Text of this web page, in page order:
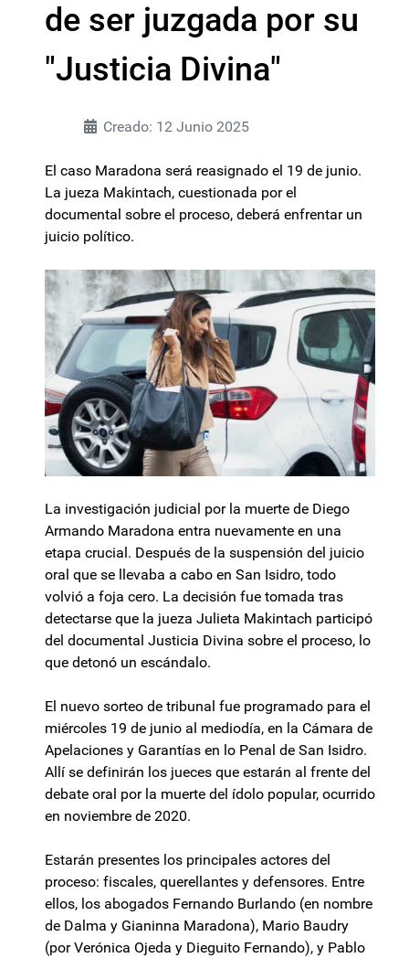
de ser juzgada por su
"Justicia Divina"
Creado: 12 Junio 2025
El caso Maradona será reasignado el 19 de junio.
La jueza Makintach, cuestionada por el
documental sobre el proceso, deberá enfrentar un
juicio político.
La investigación judicial por la muerte de Diego
Armando Maradona entra nuevamente en una
etapa crucial. Después de la suspensión del juicio
oral que se llevaba a cabo en San Isidro, todo
volvió a foja cero. La decisión fue tomada tras
detectarse que la jueza Julieta Makintach participó
del documental Justicia Divina sobre el proceso, lo
que detonó un escándalo.
El nuevo sorteo de tribunal fue programado para el
miércoles 19 de junio al mediodía, en la Cámara de
Apelaciones y Garantías en lo Penal de San Isidro.
Allí se definirán los jueces que estarán al frente del
debate oral por la muerte del ídolo popular, ocurrido
en noviembre de 2020.
Estarán presentes los principales actores del
proceso: fiscales, querellantes y defensores. Entre
ellos, los abogados Fernando Burlando (en nombre
de Dalma y Gianinna Maradona), Mario Baudry
(por Verónica Ojeda y Dieguito Fernando), y Pablo